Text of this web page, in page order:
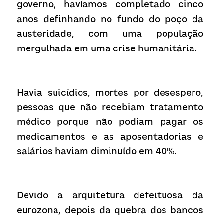
governo, havíamos completado cinco
anos definhando no fundo do poço da
austeridade, com uma população
mergulhada em uma crise humanitária.
Havia suicídios, mortes por desespero,
pessoas que não recebiam tratamento
médico porque não podiam pagar os
medicamentos e as aposentadorias e
salários haviam diminuído em 40%.
Devido a arquitetura defeituosa da
eurozona, depois da quebra dos bancos